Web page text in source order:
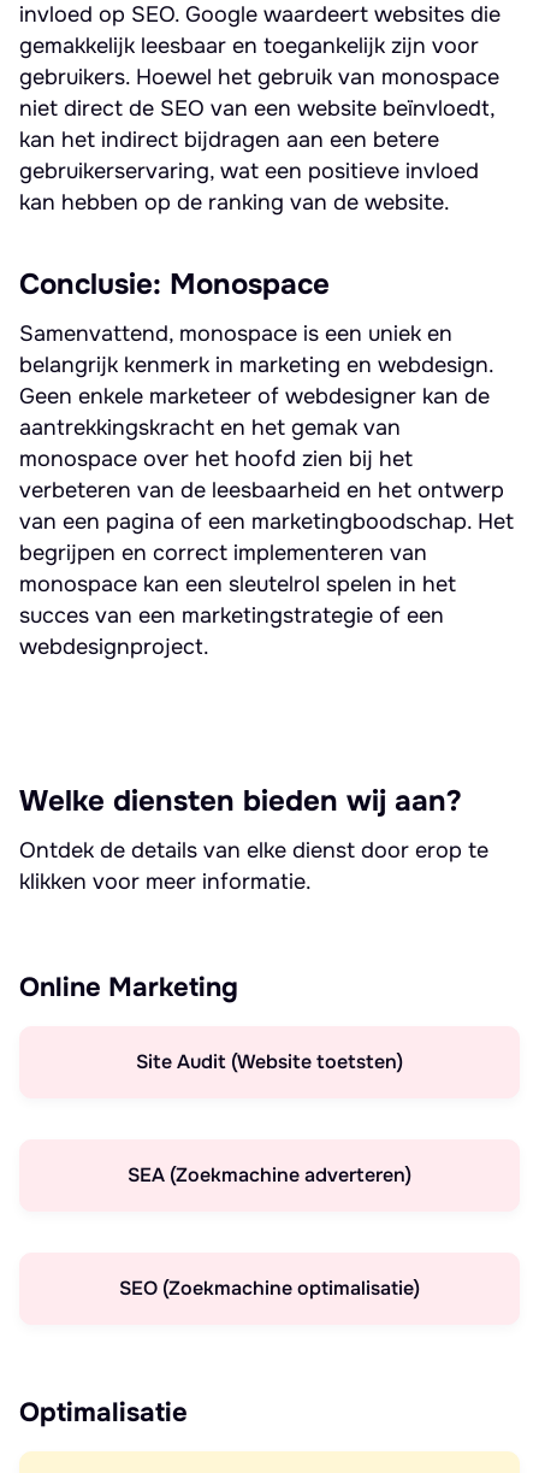
invloed op SEO. Google waardeert websites die
gemakkelijk leesbaar en toegankelijk zijn voor
gebruikers. Hoewel het gebruik van monospace
niet direct de SEO van een website beïnvloedt,
kan het indirect bijdragen aan een betere
gebruikerservaring, wat een positieve invloed
kan hebben op de ranking van de website.
Conclusie: Monospace
Samenvattend, monospace is een uniek en
belangrijk kenmerk in marketing en webdesign.
Geen enkele marketeer of webdesigner kan de
aantrekkingskracht en het gemak van
monospace over het hoofd zien bij het
verbeteren van de leesbaarheid en het ontwerp
van een pagina of een marketingboodschap. Het
begrijpen en correct implementeren van
monospace kan een sleutelrol spelen in het
succes van een marketingstrategie of een
webdesignproject.
Welke diensten bieden wij aan?
Ontdek de details van elke dienst door erop te
klikken voor meer informatie.
Online Marketing
Site Audit (Website toetsten)
SEA (Zoekmachine adverteren)
SEO (Zoekmachine optimalisatie)
Optimalisatie